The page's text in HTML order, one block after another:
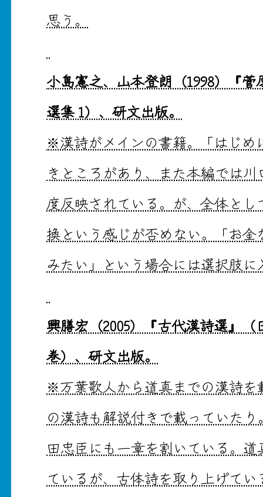
思う。
小島憲之、山本登朗（1998）『
選集 1）、研文出版。
※漢詩がメインの書籍。「はじめ
きところがあり、また本編では
度反映されている。が、全体と
換という感じが否めない。「お
みたい」という場合には選択肢に
興膳宏（2005）『古代漢詩選』
巻）、研文出版。
※万葉歌人から道真までの漢詩を
の漢詩も解説付きで載っていた
田忠臣にも一章を割いている。
ているが、古体詩を取り上げて